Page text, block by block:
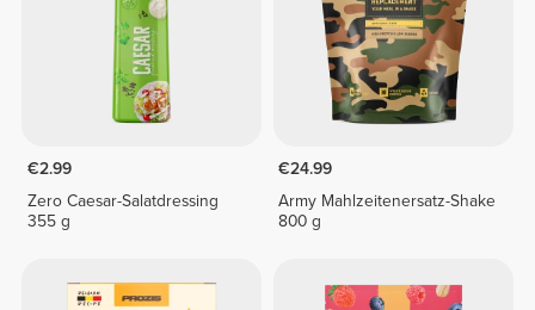
€2.99
Zero Caesar-Salatdressing
355 g
€24.99
Army Mahlzeitenersatz-Shake
800 g